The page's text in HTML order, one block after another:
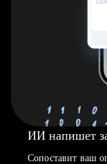
ИИ напишет
Сопоставит ваш